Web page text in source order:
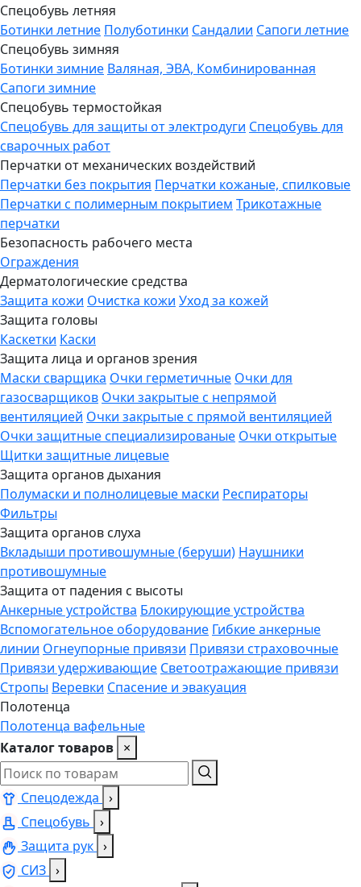
Спецобувь летняя
Ботинки летние Полуботинки Сандалии Сапоги летние
Спецобувь зимняя
Ботинки зимние Валяная, ЭВА, Комбинированная
Сапоги зимние
Спецобувь термостойкая
Спецобувь для защиты от электродуги Спецобувь для
сварочных работ
Перчатки от механических воздействий
Перчатки без покрытия Перчатки кожаные, спилковые
Перчатки с полимерным покрытием Трикотажные
перчатки
Безопасность рабочего места
Ограждения
Дерматологические средства
Защита кожи Очистка кожи Уход за кожей
Защита головы
Каскетки Каски
Защита лица и органов зрения
Маски сварщика Очки герметичные Очки для
газосварщиков Очки закрытые с непрямой
вентиляцией Очки закрытые с прямой вентиляцией
Очки защитные специализированые Очки открытые
Щитки защитные лицевые
Защита органов дыхания
Полумаски и полнолицевые маски Респираторы
Фильтры
Защита органов слуха
Вкладыши противошумные (беруши) Наушники
противошумные
Защита от падения с высоты
Анкерные устройства Блокирующие устройства
Вспомогательное оборудование Гибкие анкерные
линии Огнеупорные привязи Привязи страховочные
Привязи удерживающие Светоотражающие привязи
Стропы Веревки Спасение и эвакуация
Полотенца
Полотенца вафельные
Каталог товаров ×
Спецодежда ›
Спецобувь ›
Защита рук ›
СИЗ ›